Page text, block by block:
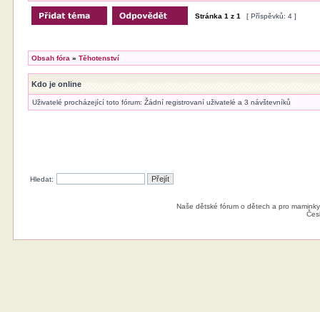
Stránka1 z1 [ Příspěvků: 4 ]
Obsah fóra »Těhotenství
Kdo je online
Uživatelé procházející toto fórum: Žádní registrovaní uživatelé a 3 návštevníků
Hledat:
Naše dětské fórum o dětech a pro